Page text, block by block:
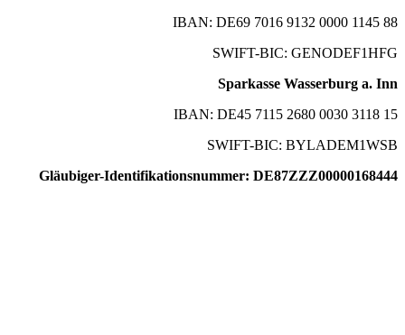
IBAN: DE69 7016 9132 0000 1145 88
SWIFT-BIC: GENODEF1HFG
Sparkasse Wasserburg a. Inn
IBAN: DE45 7115 2680 0030 3118 15
SWIFT-BIC: BYLADEM1WSB
Gläubiger-Identifikationsnummer: DE87ZZZ00000168444